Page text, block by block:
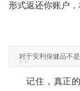
形式返还你账户，
对于安利保健品不
记住，真正